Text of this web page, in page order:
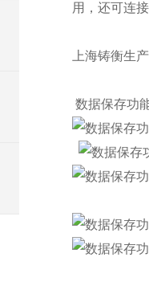
用，还可连
上海铸衡生
数据保存功